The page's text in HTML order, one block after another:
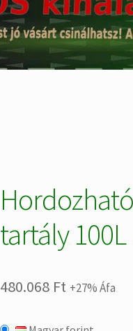
tartály 100L
480.068 Ft +27% Áfa